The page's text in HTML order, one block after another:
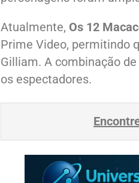
Atualmente, Os 12
Prime Video, permitindo
Gilliam. A combinação
os espectadores.